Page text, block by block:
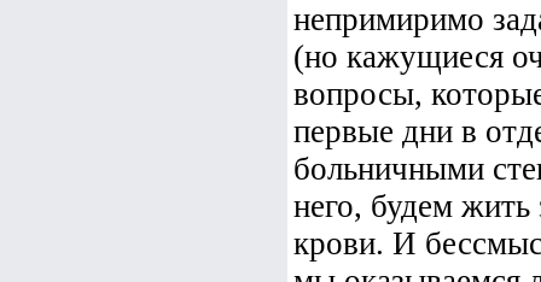
непримиримо
(но кажущиеся
вопросы,
первые дни в
больничными
него, будем жить
крови. И